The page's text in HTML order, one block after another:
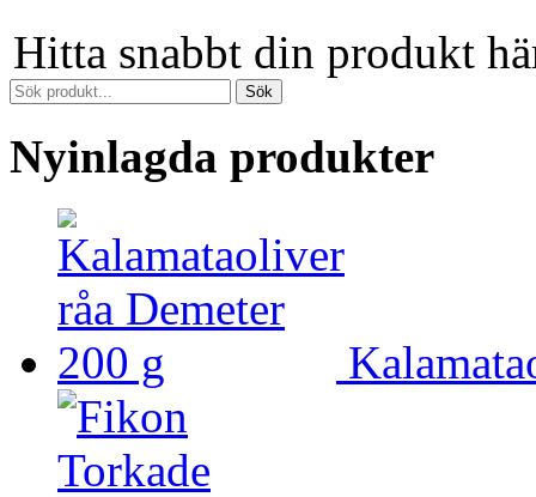
Hitta snabbt din produkt
Nyinlagda produkter